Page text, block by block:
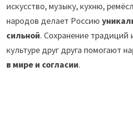
искусство, музыку, кухню,
народов делает Россию
сильной. Сохранение традиций
культуре друг друга помогают
в мире и согласии.